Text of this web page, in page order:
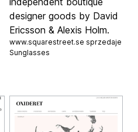
designer goods by David
Ericsson & Alexis Holm.
www.squarestreet.se sprzedaje
Sunglasses